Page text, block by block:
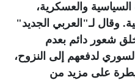
والعسكرية،
وقال لـ"العربي الجديد"
شعور دائم بعدم
لدفعهم إلى النزوح،
على مزيد من